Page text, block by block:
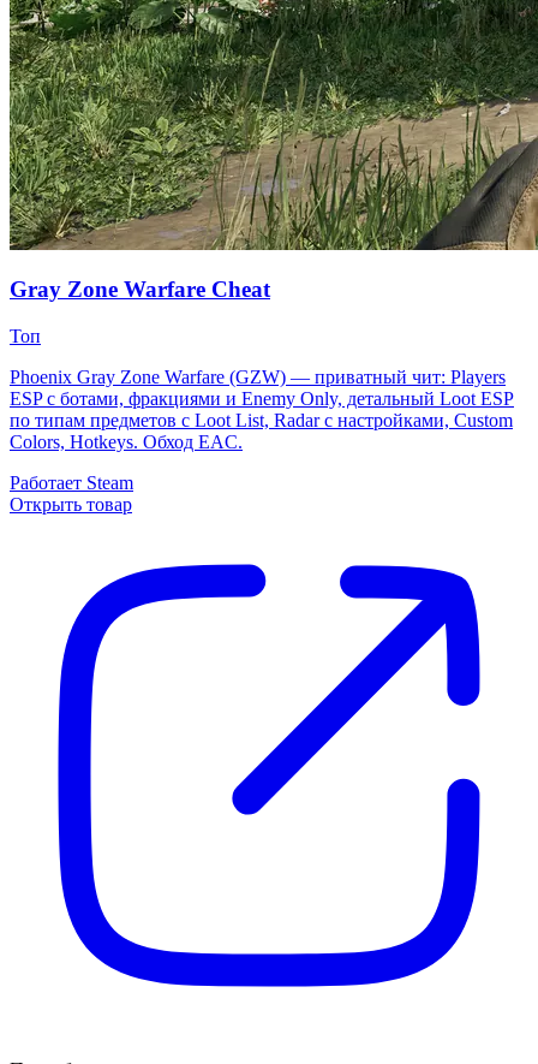
Gray Zone Warfare Cheat
Топ
Phoenix Gray Zone Warfare (GZW) — приватный чит: Players
ESP с ботами, фракциями и Enemy Only, детальный Loot ESP
по типам предметов с Loot List, Radar с настройками, Custom
Colors, Hotkeys. Обход EAC.
Работает Steam
Открыть товар